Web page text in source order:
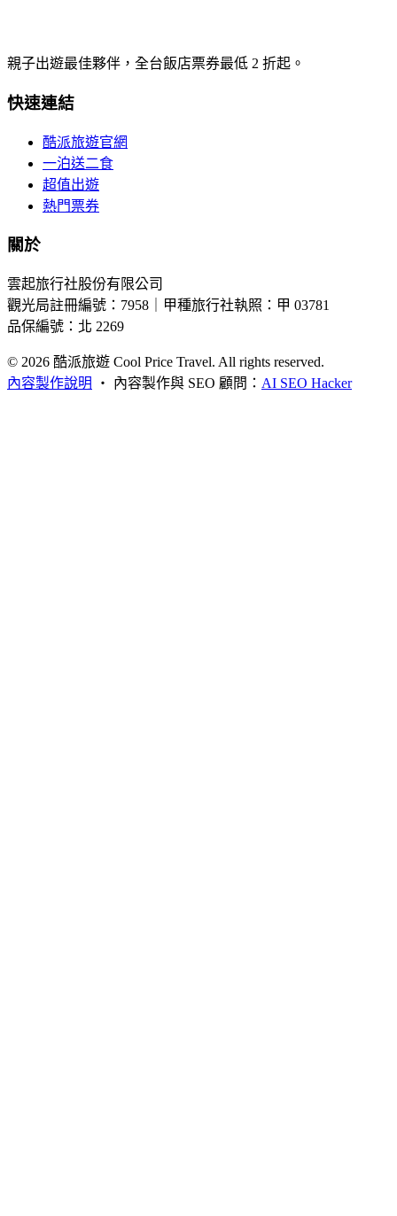
親子出遊最佳夥伴，全台飯店票券最低 2 折起。
快速連結
酷派旅遊官網
一泊送二食
超值出遊
熱門票券
關於
雲起旅行社股份有限公司
觀光局註冊編號：7958｜甲種旅行社執照：甲 03781
品保編號：北 2269
© 2026 酷派旅遊 Cool Price Travel. All rights reserved.
內容製作說明
・ 內容製作與 SEO 顧問： AI SEO Hacker